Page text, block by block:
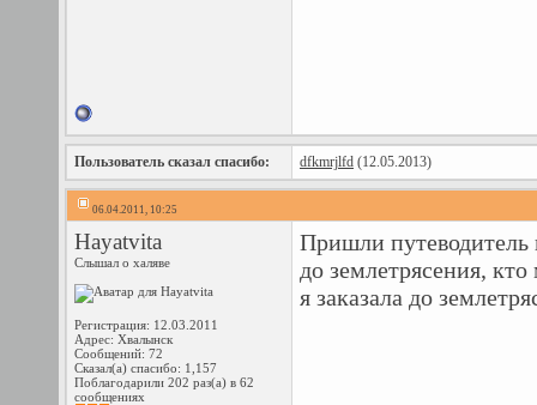
Пользователь сказал cпасибо: dfkmrjlfd (12.05.2013)
06.04.2011, 10:25
Hayatvita
Слышал о халяве
Регистрация: 12.03.2011
Адрес: Хвалынск
Сообщений: 72
Сказал(а) спасибо: 1,157
Поблагодарили 202 раз(а) в 62
сообщениях
Пришли путеводитель
до землетрясения,
я заказала до